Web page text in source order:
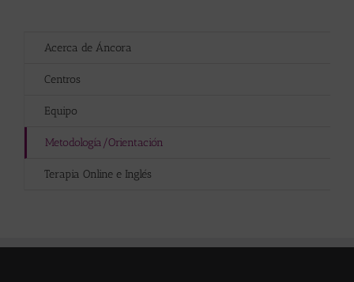
Acerca de Áncora
Centros
Equipo
Metodología/Orientación
Terapia Online e Inglés